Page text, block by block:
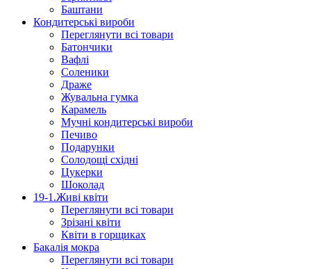
Баштани
Кондитерські вироби
Переглянути всі товари
Батончики
Вафлі
Соленики
Драже
Жувальнa гумка
Карамель
Мучні кондитерські вироби
Печиво
Подарунки
Солодощі східні
Цукерки
Шоколад
19-1.Живі квіти
Переглянути всі товари
Зрізані квіти
Квіти в горщиках
Бакалія мокра
Переглянути всі товари